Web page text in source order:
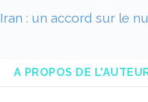
Iran : un accord sur le
A PROPOS DE